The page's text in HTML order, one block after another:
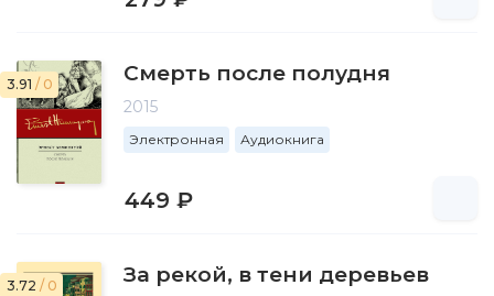
3.91 / 0 Смерть после полудня
2015
Электронная Аудиокнига
449 ₽
3.72 / 0 За рекой, в тени деревьев